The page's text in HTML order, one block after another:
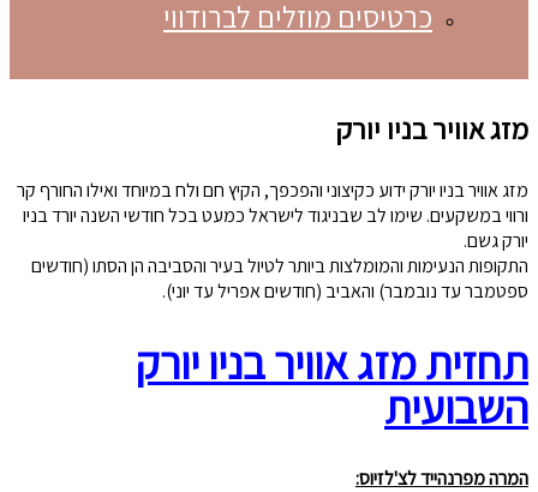
כרטיסים מוזלים לברודווי
מזג אוויר בניו יורק
מזג אוויר בניו יורק ידוע כקיצוני והפכפך, הקיץ חם ולח במיוחד ואילו החורף קר
ורווי במשקעים. שימו לב שבניגוד לישראל כמעט בכל חודשי השנה יורד בניו
יורק גשם.
התקופות הנעימות והמומלצות ביותר לטיול בעיר והסביבה הן הסתו (חודשים
ספטמבר עד נובמבר) והאביב (חודשים אפריל עד יוני).
תחזית מזג אוויר בניו יורק
השבועית
המרה מפרנהייד לצ'לזיוס: